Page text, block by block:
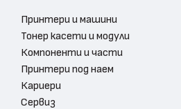
Принтери и машини
Тонер касети и модули
Компоненти и части
Принтери под наем
Кариери
Сервиз